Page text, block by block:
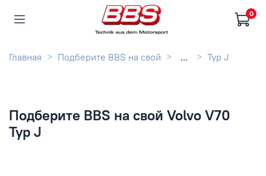
0
Главная Подберите BBS на свой ... Typ J
Подберите BBS на свой Volvo V70
Typ J